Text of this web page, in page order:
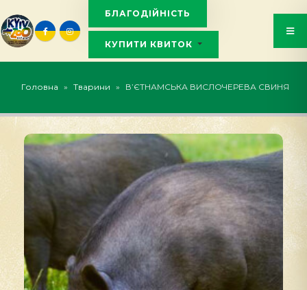
БЛАГОДІЙНІСТЬ
КУПИТИ КВИТОК
Головна » Тварини » В’ЄТНАМСЬКА ВИСЛОЧЕРЕВА СВИНЯ